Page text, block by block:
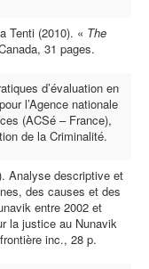
Tenti (2010). « The
31 pages.
d’évaluation en
l’Agence nationale
(ACSé – France),
de la Criminalité.
Analyse descriptive et
des causes et des
entre 2002 et
la justice au Nunavik
inc., 28 p.